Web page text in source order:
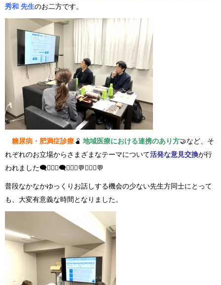
秀和 先生のお二方です。
糖尿病・肥満症診療 🫄 地域医療における連携のあり方🤝など、そ
れぞれのお立場からさまざまなテーマについて活発な意見交換が行
われました🗨️🧑🏻‍⚕️🗨️👨🏻‍⚕️💬👩🏻‍⚕️💬
普段なかなかゆっくりお話しする機会の少ない先生方同士にとって
も、大変有意義な時間となりました。